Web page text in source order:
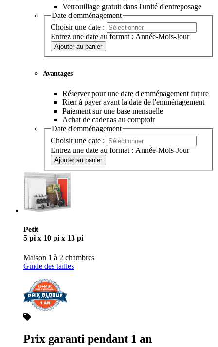
Avantages
Recevez immédiatement le numéro d'unité et le
code d'accès
Pas la peine de passer au comptoir, allez
directement à votre unité
Verrouillage gratuit dans l'unité d'entreposage
Choisir une date :
Entrez une date au format : Année-Mois-Jour
Ajouter au panier
Avantages
Réserver pour une date d'emménagement future
Rien à payer avant la date de l'emménagement
Paiement sur une base mensuelle
Achat de cadenas au comptoir
Date d'emménagement
Choisir une date :
Petit
5 pi x 10 pi x 13 pi
Maison 1 à 2 chambres